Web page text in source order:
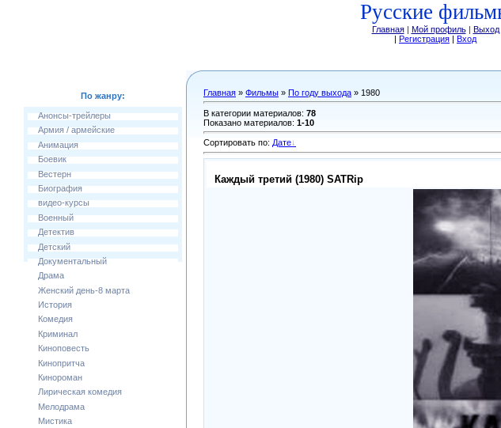
Русские
Главная| Мой профиль| Выход
| Регистрация | Вход
По жанру:
Анонсы-трейлеры
Армия / армейские
Анимация
Боевик
Вестерн
Биография
видео-курсы
Военный
Детектив
Детский
Документальный
Драма
Женский день-8 марта
История
Комедия
Криминал
Киноповесть
Кинопритча
Кинороман
Лирическая комедия
Мелодрама
Мистика
Главная » Фильмы » По году выхода » 1980
В категории материалов: 78
Показано материалов: 1-10
Сортировать по: Дате
Каждый третий (1980) SATRip